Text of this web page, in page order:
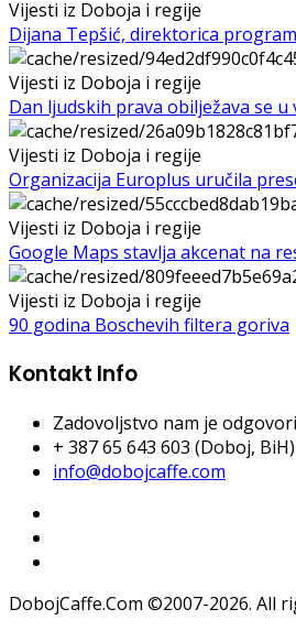
Vijesti iz Doboja i regije
Dijana Tepšić, direktorica
Vijesti iz Doboja i regije
Dan ljudskih prava obilježava se u
Vijesti iz Doboja i regije
Organizacija Europlus uručila
Vijesti iz Doboja i regije
Google Maps stavlja akcenat na
Vijesti iz Doboja i regije
90 godina Boschevih filtera goriva
Kontakt Info
Zadovoljstvo nam je
+ 387 65 643 603 (Doboj, BiH)
info@dobojcaffe.com
DobojCaffe.Com ©2007-2026. All